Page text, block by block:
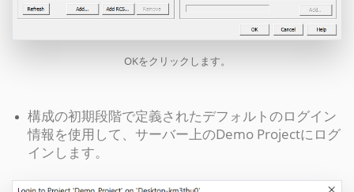
OKをクリックします。
構成の初期段階で定義されたデフォルトのログイン
情報を使用して、サーバー上のDemo Projectにログ
インします。